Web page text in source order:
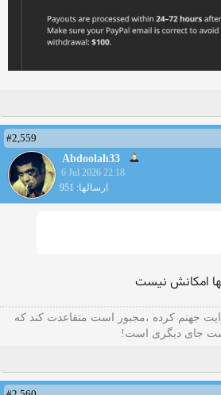
#2,559
Abdoolah33
6 Jul 2026 22:18
ارسالها: 951
امکانش نیست
جهنم کرده ،مجبور است متقاعدت کند که
جای دیگری است!